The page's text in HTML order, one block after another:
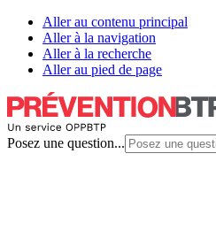
Aller au contenu principal
Aller à la navigation
Aller à la recherche
Aller au pied de page
Posez une question...